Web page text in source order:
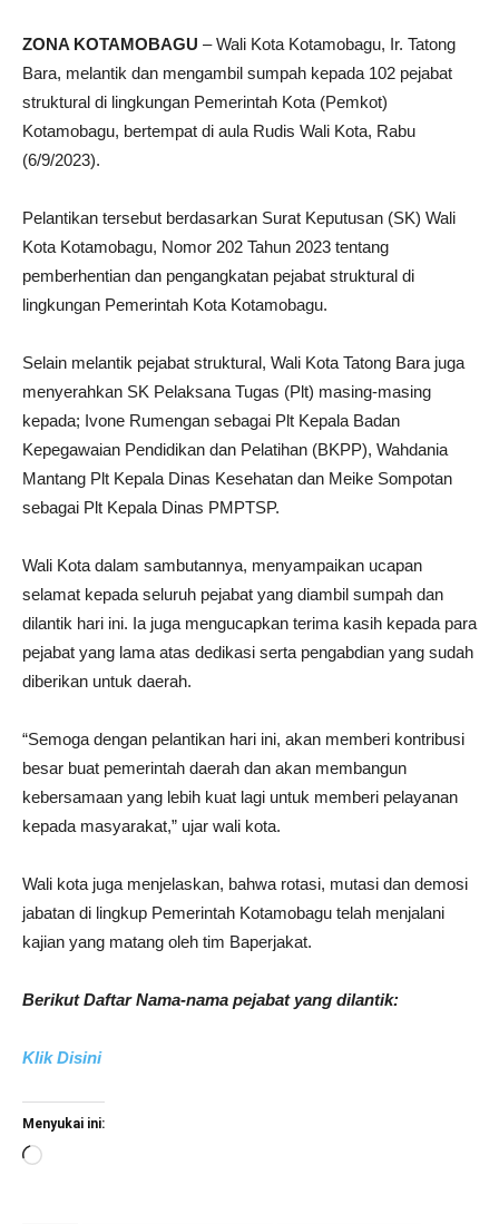
ZONA KOTAMOBAGU – Wali Kota Kotamobagu, Ir. Tatong
Bara, melantik dan mengambil sumpah kepada 102 pejabat
struktural di lingkungan Pemerintah Kota (Pemkot)
Kotamobagu, bertempat di aula Rudis Wali Kota, Rabu
(6/9/2023).
Pelantikan tersebut berdasarkan Surat Keputusan (SK) Wali
Kota Kotamobagu, Nomor 202 Tahun 2023 tentang
pemberhentian dan pengangkatan pejabat struktural di
lingkungan Pemerintah Kota Kotamobagu.
Selain melantik pejabat struktural, Wali Kota Tatong Bara juga
menyerahkan SK Pelaksana Tugas (Plt) masing-masing
kepada; Ivone Rumengan sebagai Plt Kepala Badan
Kepegawaian Pendidikan dan Pelatihan (BKPP), Wahdania
Mantang Plt Kepala Dinas Kesehatan dan Meike Sompotan
sebagai Plt Kepala Dinas PMPTSP.
Wali Kota dalam sambutannya, menyampaikan ucapan
selamat kepada seluruh pejabat yang diambil sumpah dan
dilantik hari ini. Ia juga mengucapkan terima kasih kepada para
pejabat yang lama atas dedikasi serta pengabdian yang sudah
diberikan untuk daerah.
“Semoga dengan pelantikan hari ini, akan memberi kontribusi
besar buat pemerintah daerah dan akan membangun
kebersamaan yang lebih kuat lagi untuk memberi pelayanan
kepada masyarakat,” ujar wali kota.
Wali kota juga menjelaskan, bahwa rotasi, mutasi dan demosi
jabatan di lingkup Pemerintah Kotamobagu telah menjalani
kajian yang matang oleh tim Baperjakat.
Berikut Daftar Nama-nama pejabat yang dilantik:
Klik Disini
Menyukai ini:
Memuat...